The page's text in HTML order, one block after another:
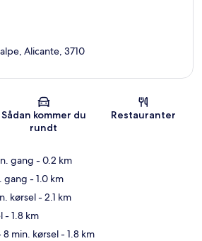
Kort
Alicante, 3710
Sådan kommer du
rundt
Restauranter
gang - 0.2 km
gang - 1.0 km
kørsel- 2.1 km
- 1.8 km
8 min. kørsel- 1.8 km